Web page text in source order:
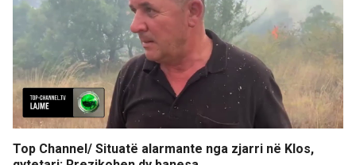
Top Channel/ Situatë alarmante nga zjarri në Klos,